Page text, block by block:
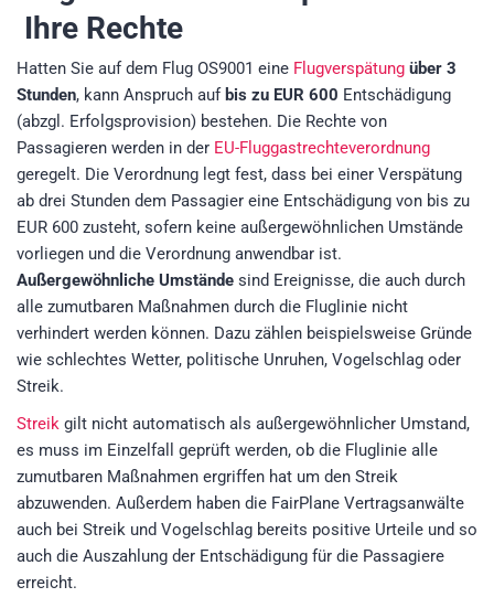
Ihre Rechte
Hatten Sie auf dem Flug OS9001 eine Flugverspätung über 3
Stunden, kann Anspruch auf bis zu EUR 600 Entschädigung
(abzgl. Erfolgsprovision) bestehen. Die Rechte von
Passagieren werden in der EU-Fluggastrechteverordnung
geregelt. Die Verordnung legt fest, dass bei einer Verspätung
ab drei Stunden dem Passagier eine Entschädigung von bis zu
EUR 600 zusteht, sofern keine außergewöhnlichen Umstände
vorliegen und die Verordnung anwendbar ist.
Außergewöhnliche Umstände sind Ereignisse, die auch durch
alle zumutbaren Maßnahmen durch die Fluglinie nicht
verhindert werden können. Dazu zählen beispielsweise Gründe
wie schlechtes Wetter, politische Unruhen, Vogelschlag oder
Streik.
Streik gilt nicht automatisch als außergewöhnlicher Umstand,
es muss im Einzelfall geprüft werden, ob die Fluglinie alle
zumutbaren Maßnahmen ergriffen hat um den Streik
abzuwenden. Außerdem haben die FairPlane Vertragsanwälte
auch bei Streik und Vogelschlag bereits positive Urteile und so
auch die Auszahlung der Entschädigung für die Passagiere
erreicht.